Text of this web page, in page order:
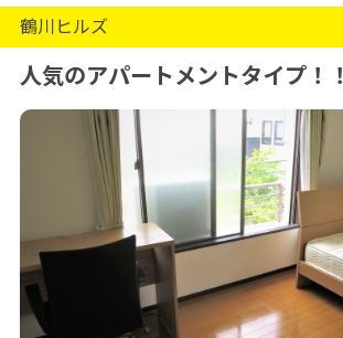
鶴川ヒルズ
人気のアパートメントタイプ！！